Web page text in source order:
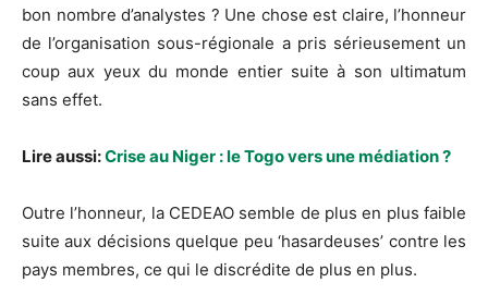
bon nombre d’analystes ? Une chose est claire, l’honneur
de l’organisation sous-régionale a pris sérieusement un
coup aux yeux du monde entier suite à son ultimatum
sans effet.
Lire aussi:Crise au Niger : le Togo vers une médiation ?
Outre l’honneur, la CEDEAO semble de plus en plus faible
suite aux décisions quelque peu ‘hasardeuses’ contre les
pays membres, ce qui le discrédite de plus en plus.